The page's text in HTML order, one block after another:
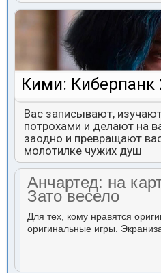
Кими: Киберпанк
Вас записывают,
потрохами и делают на
заодно и превращают
молотилке чужих душ
Анчартед: на
Зато весело
Для тех, кому нравятся
оригинальные игры.